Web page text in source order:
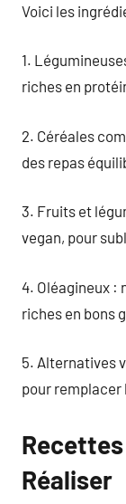
Voici les
1.
riches en
2. Céréales
des repas
3. Fruits et
vegan, pour
4. Oléagineux :
riches en bons
5. Alternatives
pour
Réaliser